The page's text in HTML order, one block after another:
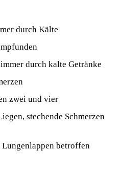
durch Kälte
durch kalte Getränke
zwei und vier
stechende Schmerzen
betroffen